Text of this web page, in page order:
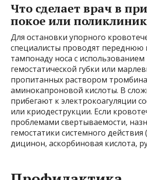
Что сделает врач в
покое или
Для остановки упорного
специалисты проводят
тампонаду носа с использованием
гемостатической губки или
пропитанных раствором
аминокапроновой кислоты. В
прибегают к электрокоагуляции
или криодеструкции. Если
проблемами свертываемости,
гемостатики системного действия
дицинон, аскорбиновая кислота,